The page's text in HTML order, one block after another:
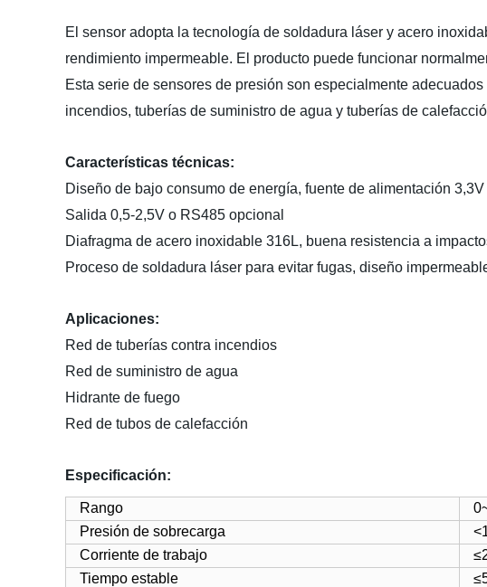
El sensor adopta la tecnología de soldadura láser y acero
rendimiento impermeable. El producto puede funcionar
Esta serie de sensores de presión son especialmente
incendios, tuberías de suministro de agua y tuberías de
Características técnicas:
Diseño de bajo consumo de energía, fuente de alimentación
Salida 0,5-2,5V o RS485 opcional
Diafragma de acero inoxidable 316L, buena resistencia a
Proceso de soldadura láser para evitar fugas, diseño
Aplicaciones:
Red de tuberías contra incendios
Red de suministro de agua
Hidrante de fuego
Red de tubos de calefacción
Especificación:
Rango
Presión de sobrecarga
Corriente de trabajo
Tiempo estable